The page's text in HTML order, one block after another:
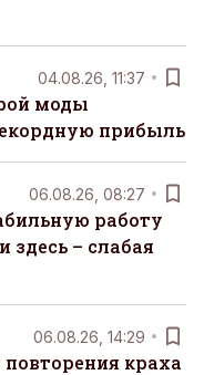
04.08.26, 11:37
моды
прибыль
06.08.26, 08:27
работу
здесь – слабая
06.08.26, 14:29
краха